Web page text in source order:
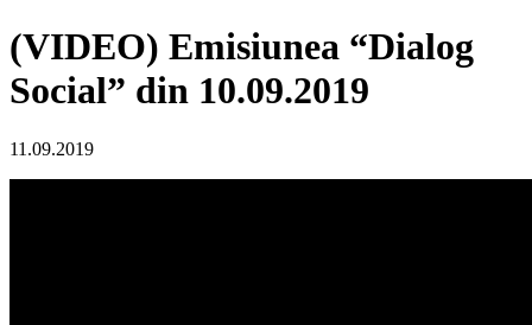
(VIDEO) Emisiunea “Dialog
Social” din 10.09.2019
11.09.2019